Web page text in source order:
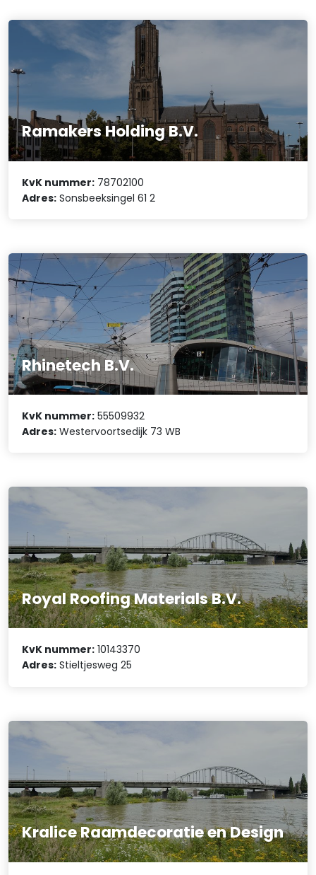
Ramakers Holding B.V.
KvK nummer: 78702100
Adres: Sonsbeeksingel 61 2
Rhinetech B.V.
KvK nummer: 55509932
Adres: Westervoortsedijk 73 WB
Royal Roofing Materials B.V.
KvK nummer: 10143370
Adres: Stieltjesweg 25
Kralice Raamdecoratie en Design